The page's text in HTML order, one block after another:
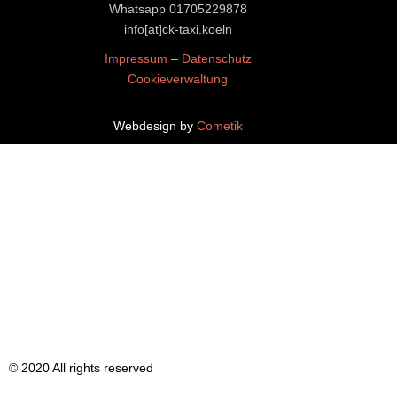
Whatsapp 01705229878
​​​​​​​info[at]ck-taxi.koeln
Impressum – Datenschutz
Cookieverwaltung
Webdesign by Cometik
© 2020 All rights reserved